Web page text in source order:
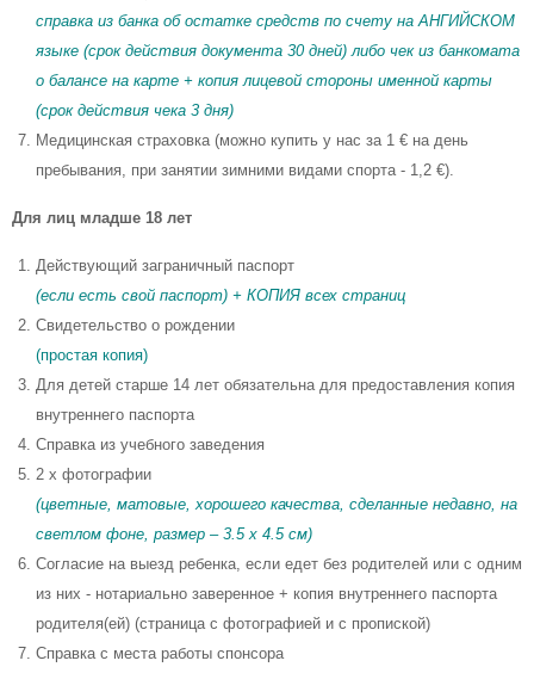
справка из банка об остатке средств по счету на АНГИЙСКОМ
языке (срок действия документа 30 дней) либо чек из банкомата
о балансе на карте + копия лицевой стороны именной карты
(срок действия чека 3 дня)
Медицинская страховка (можно купить у нас за 1 € на день
пребывания, при занятии зимними видами спорта - 1,2 €).
Для лиц младше 18 лет
Действующий заграничный паспорт
(если есть свой паспорт) + КОПИЯ всех страниц
Свидетельство о рождении
(простая копия)
Для детей старше 14 лет обязательна для предоставления копия
внутреннего паспорта
Справка из учебного заведения
2 x фотографии
(цветные, матовые, хорошего качества, сделанные недавно, на
светлом фоне, размер – 3.5 x 4.5 см)
Согласие на выезд ребенка, если едет без родителей или с одним
из них - нотариально заверенное + копия внутреннего паспорта
родителя(ей) (страница с фотографией и с пропиской)
Справка с места работы спонсора